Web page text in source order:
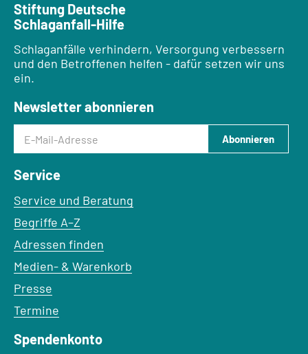
Stiftung Deutsche
Schlaganfall-Hilfe
Schlaganfälle verhindern, Versorgung verbessern
und den Betroffenen helfen - dafür setzen wir uns
ein.
Newsletter abonnieren
Abonnieren
Service
Service und Beratung
Begriffe A–Z
Adressen finden
Medien- & Warenkorb
Presse
Termine
Spendenkonto